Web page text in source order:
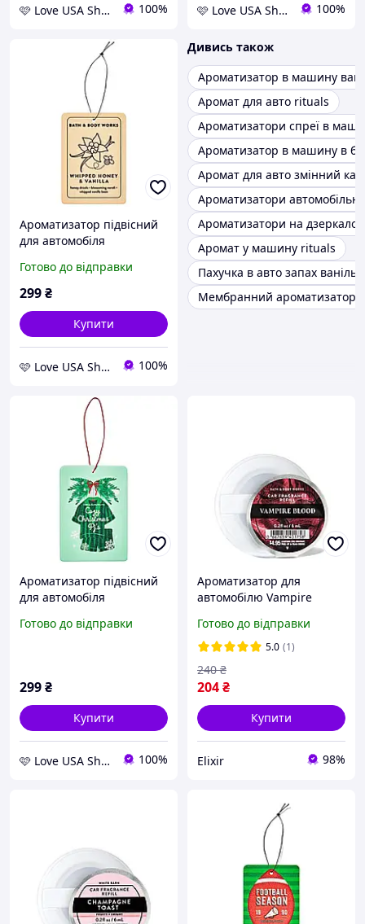
🩷 Love USA Shop 🩷 100% 🩷 Love USA Shop 🩷 100%
Ароматизатор підвісний
для автомобіля
Whipped Honey & Vanilla
Готово до відправки
299₴
Купити
🩷 Love USA Shop 🩷 100%
Дивись також
Ароматизатор в машину
Аромат для авто rituals
Ароматизатори спреї в
Ароматизатор в машину в
Аромат для авто змінний
Ароматизатори
Ароматизатори на дзеркало
Аромат у машину rituals
Пахучка в авто запах ваніль
Мембранний ароматизатор
Ароматизатор підвісний
для автомобіля
Christmas Pj's
Готово до відправки
299₴
Купити
🩷 Love USA Shop 🩷 100%
Ароматизатор для
автомобілю Vampire
Готово до відправки
5.0 (1)
204₴
240 ₴
Купити
Elixir 98%